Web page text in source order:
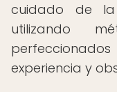
cuidado de
utilizando
experiencia y